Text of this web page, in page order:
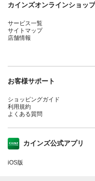
カインズオンラインショップ
サービス一覧
サイトマップ
店舗情報
お客様サポート
ショッピングガイド
利用規約
よくある質問
カインズ公式アプリ
iOS版